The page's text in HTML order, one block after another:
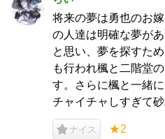
将来の夢は勇也のお
の人達は明確な夢が
と思い、夢を探すた
も行われ楓と二階堂
す。さらに楓と一緒
チャイチャしすぎて
ナイス ★2